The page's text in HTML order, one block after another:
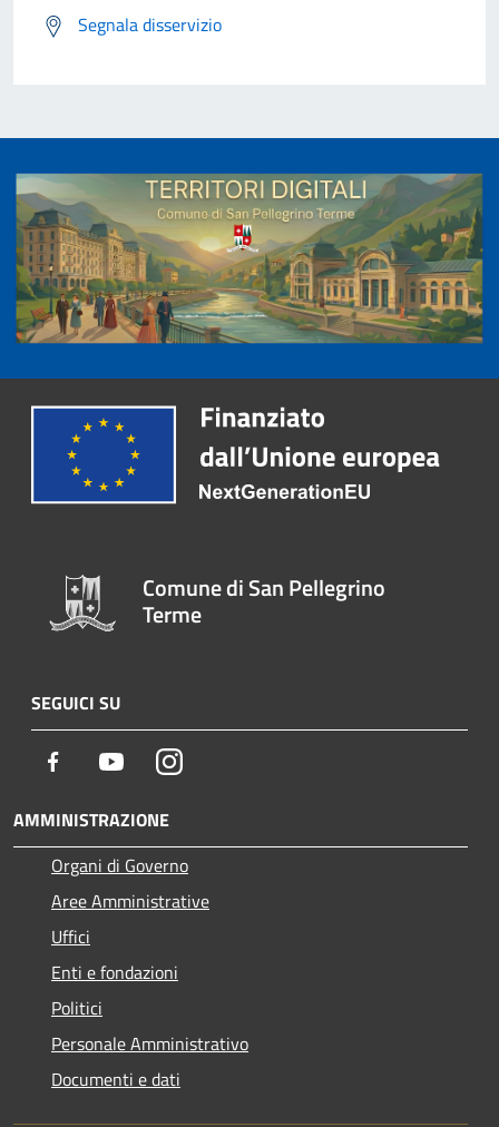
Segnala disservizio
Comune di San Pellegrino
Terme
SEGUICI SU
Facebook YoutubeInstagram
AMMINISTRAZIONE
Organi di Governo
Aree Amministrative
Uffici
Enti e fondazioni
Politici
Personale Amministrativo
Documenti e dati